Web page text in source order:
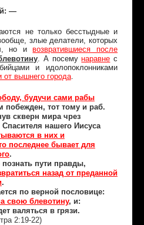
—
не только бесстыдные и
злые делатели, которых
но ивозвратившиеся после
. А посемунаравне с
и идолопоклонниками
от вышнего города.
будучи сами рабы
побежден, тот тому и раб.
скверн мира чрез
нашего Иисуса
в них и
последнее бывает для
.
пути правды,
назад от преданной
.
по верной пословице:
свою блевотину, и:
валяться в грязи.
2:19-22)